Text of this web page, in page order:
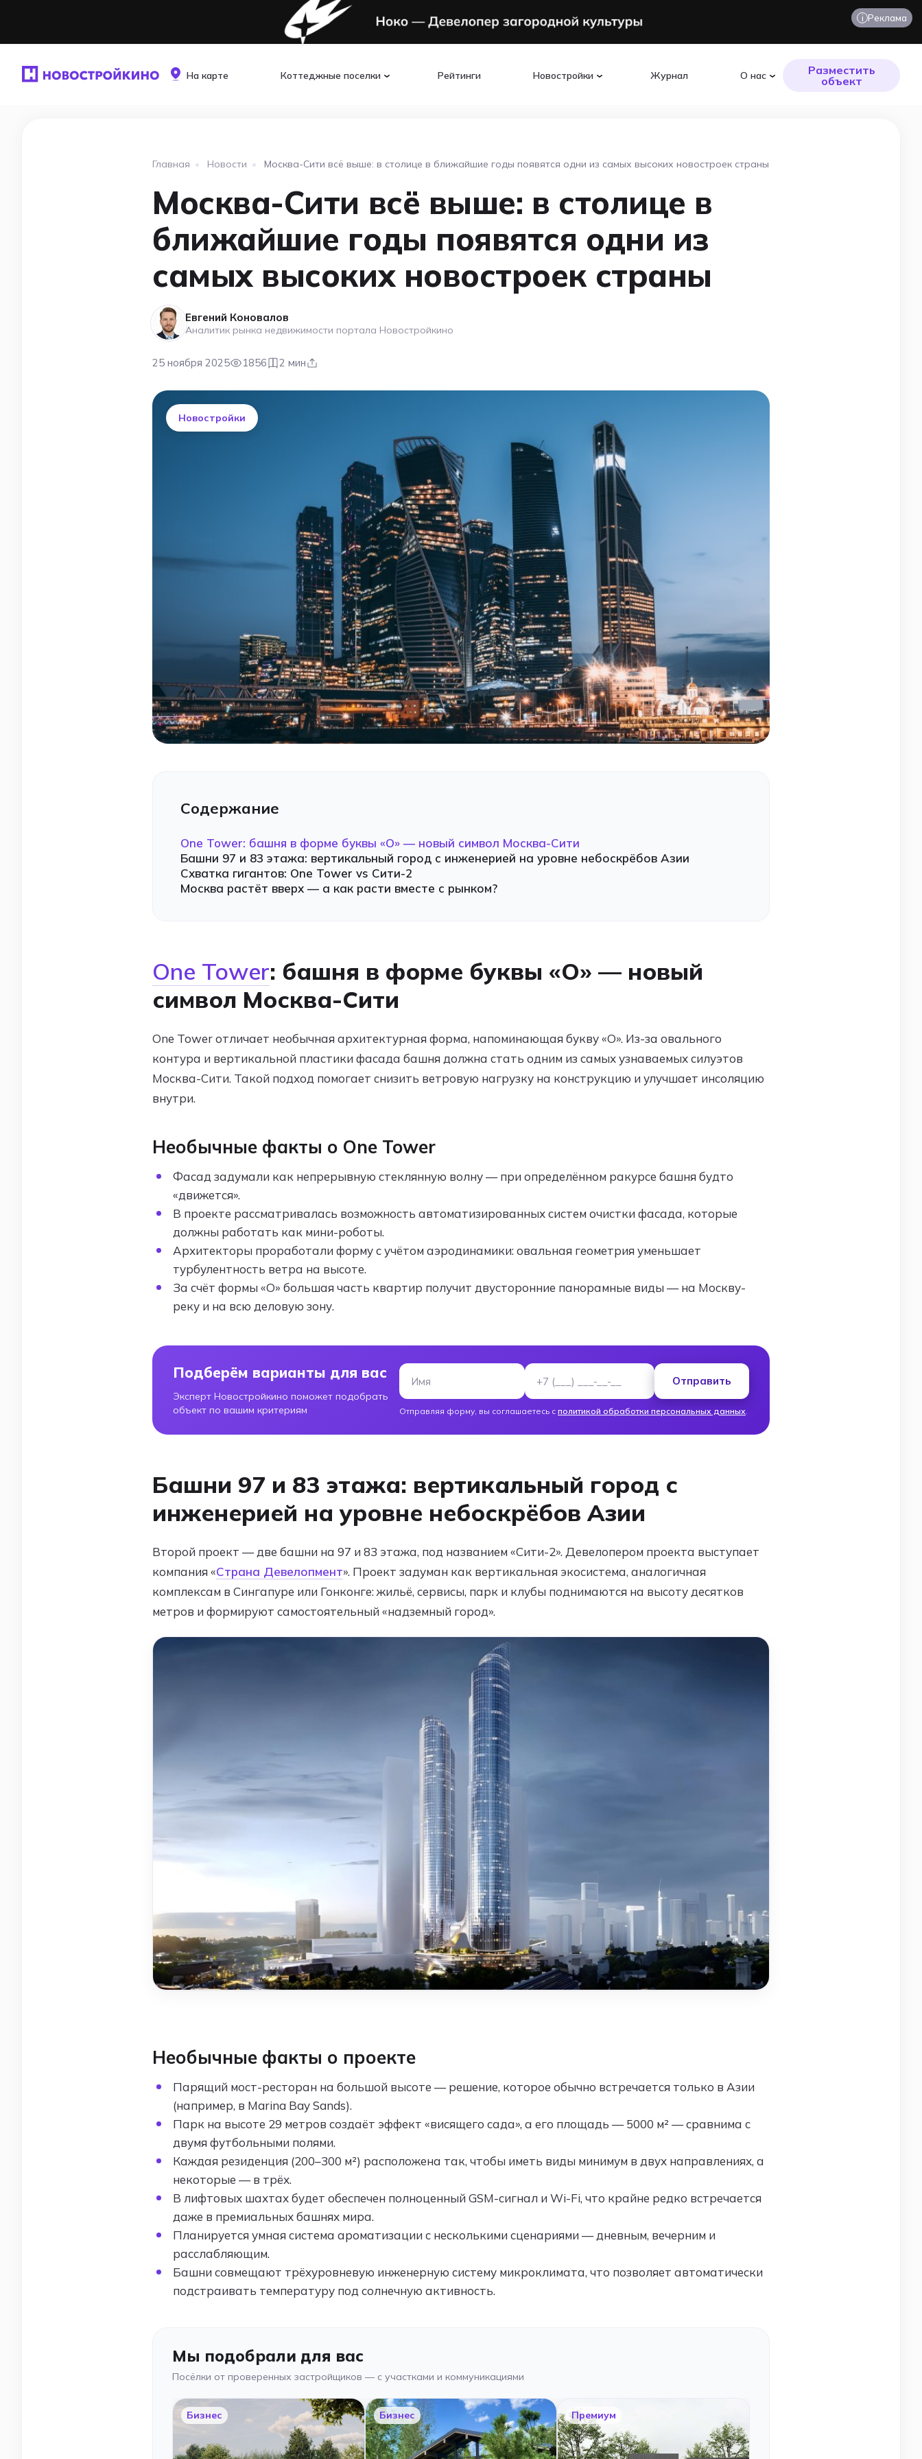
На карте Коттеджные поселки Рейтинги Новостройки Журнал О нас
Разместить
объект
i Реклама
Главная • Новости • Москва-Сити всё выше: в столице в ближайшие годы появятся одни из самых высоких новостроек страны
Москва-Сити всё выше: в столице в
ближайшие годы появятся одни из
самых высоких новостроек страны
Евгений Коновалов
Аналитик рынка недвижимости портала Новостройкино
25 ноября 2025 1856 2 мин
Новостройки
Содержание
One Tower: башня в форме буквы «О» — новый символ Москва-Сити
Башни 97 и 83 этажа: вертикальный город с инженерией на уровне небоскрёбов Азии
Схватка гигантов: One Tower vs Сити-2
Москва растёт вверх — а как расти вместе с рынком?
One Tower: башня в форме буквы «О» — новый
символ Москва-Сити
One Tower отличает необычная архитектурная форма, напоминающая букву «О». Из-за овального
контура и вертикальной пластики фасада башня должна стать одним из самых узнаваемых силуэтов
Москва-Сити. Такой подход помогает снизить ветровую нагрузку на конструкцию и улучшает инсоляцию
внутри.
Необычные факты о One Tower
Фасад задумали как непрерывную стеклянную волну — при определённом ракурсе башня будто
«движется».
В проекте рассматривалась возможность автоматизированных систем очистки фасада, которые
должны работать как мини-роботы.
Архитекторы проработали форму с учётом аэродинамики: овальная геометрия уменьшает
турбулентность ветра на высоте.
За счёт формы «О» большая часть квартир получит двусторонние панорамные виды — на Москву-
реку и на всю деловую зону.
Подберём варианты для вас
Эксперт Новостройкино поможет подобрать
объект по вашим критериям
Имя Номер телефона
Отправить
Отправляя форму, вы соглашаетесь с политикой обработки персональных данных.
Башни 97 и 83 этажа: вертикальный город с
инженерией на уровне небоскрёбов Азии
Второй проект — две башни на 97 и 83 этажа, под названием «Сити-2». Девелопером проекта выступает
компания «Страна Девелопмент». Проект задуман как вертикальная экосистема, аналогичная
комплексам в Сингапуре или Гонконге: жильё, сервисы, парк и клубы поднимаются на высоту десятков
метров и формируют самостоятельный «надземный город».
Необычные факты о проекте
Парящий мост-ресторан на большой высоте — решение, которое обычно встречается только в Азии
(например, в Marina Bay Sands).
Парк на высоте 29 метров создаёт эффект «висящего сада», а его площадь — 5000 м² — сравнима с
двумя футбольными полями.
Каждая резиденция (200–300 м²) расположена так, чтобы иметь виды минимум в двух направлениях, а
некоторые — в трёх.
В лифтовых шахтах будет обеспечен полноценный GSM-сигнал и Wi-Fi, что крайне редко встречается
даже в премиальных башнях мира.
Планируется умная система ароматизации с несколькими сценариями — дневным, вечерним и
расслабляющим.
Башни совмещают трёхуровневую инженерную систему микроклимата, что позволяет автоматически
подстраивать температуру под солнечную активность.
Мы подобрали для вас
Посёлки от проверенных застройщиков — с участками и коммуникациями
Бизнес Бизнес Премиум